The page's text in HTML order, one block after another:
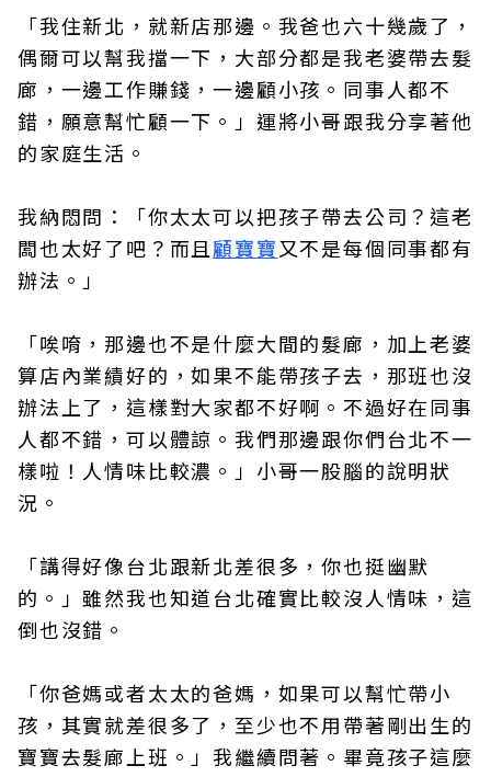
「我住新北，就新店那邊。我爸也六十幾歲了，
偶爾可以幫我擋一下，大部分都是我老婆帶去髮
廊，一邊工作賺錢，一邊顧小孩。同事人都不
錯，願意幫忙顧一下。」運將小哥跟我分享著他
的家庭生活。
我納悶問：「你太太可以把孩子帶去公司？這老
闆也太好了吧？而且 顧寶寶又不是每個同事都有
辦法。」
「唉唷，那邊也不是什麼大間的髮廊，加上老婆
算店內業績好的，如果不能帶孩子去，那班也沒
辦法上了，這樣對大家都不好啊。不過好在同事
人都不錯，可以體諒。我們那邊跟你們台北不一
樣啦！人情味比較濃。」小哥一股腦的說明狀
況。
「講得好像台北跟新北差很多，你也挺幽默
的。」雖然我也知道台北確實比較沒人情味，這
倒也沒錯。
「你爸媽或者太太的爸媽，如果可以幫忙帶小
孩，其實就差很多了，至少也不用帶著剛出生的
寶寶去髮廊上班。」我繼續問著。畢竟孩子這麼